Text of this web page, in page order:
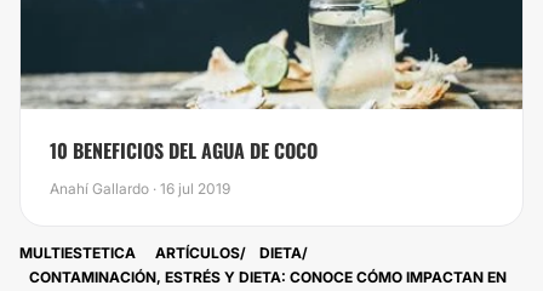
10 BENEFICIOS DEL AGUA DE COCO
Anahí Gallardo · 16 jul 2019
MULTIESTETICA ARTÍCULOS
DIETA
CONTAMINACIÓN, ESTRÉS Y DIETA: CONOCE CÓMO IMPACTAN EN